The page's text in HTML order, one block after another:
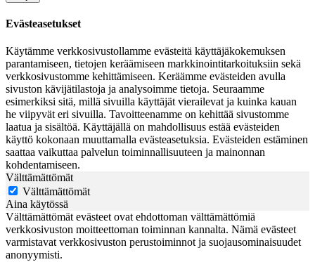
Evästeasetukset
Käytämme verkkosivustollamme evästeitä käyttäjäkokemuksen
parantamiseen, tietojen keräämiseen markkinointitarkoituksiin sekä
verkkosivustomme kehittämiseen. Keräämme evästeiden avulla
sivuston kävijätilastoja ja analysoimme tietoja. Seuraamme
esimerkiksi sitä, millä sivuilla käyttäjät vierailevat ja kuinka kauan
he viipyvät eri sivuilla. Tavoitteenamme on kehittää sivustomme
laatua ja sisältöä. Käyttäjällä on mahdollisuus estää evästeiden
käyttö kokonaan muuttamalla evästeasetuksia. Evästeiden estäminen
saattaa vaikuttaa palvelun toiminnallisuuteen ja mainonnan
kohdentamiseen.
Välttämättömät
Välttämättömät
Aina käytössä
Välttämättömät evästeet ovat ehdottoman välttämättömiä
verkkosivuston moitteettoman toiminnan kannalta. Nämä evästeet
varmistavat verkkosivuston perustoiminnot ja suojausominaisuudet
anonyymisti.